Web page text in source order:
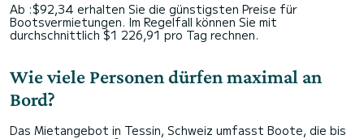
Ab :$92,34 erhalten Sie die günstigsten Preise für
Bootsvermietungen. Im Regelfall können Sie mit
durchschnittlich $1 226,91 pro Tag rechnen.
Wie viele Personen dürfen maximal an
Bord?
Das Mietangebot in Tessin, Schweiz umfasst Boote, die bis